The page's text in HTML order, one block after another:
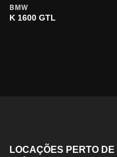
BMW
K 1600 GTL
LOCAÇÕES PERTO